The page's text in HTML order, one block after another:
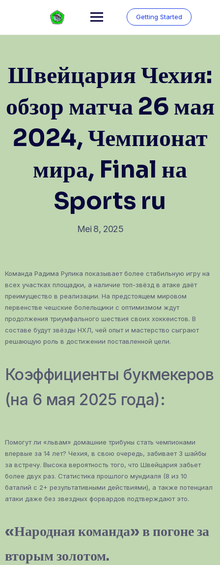
Getting Started
Швейцария Чехия:
обзор матча 26 мая
2024, Чемпионат
мира, Final на
Sports ru
Mei 8, 2025
Команда Радима Рулика показывает более стабильную игру на
всех участках площадки, а наличие топ-звёзд в атаке даёт
преимущество в реализации. На предстоящем мировом
первенстве чешские болельщики с оптимизмом ждут
продолжения триумфального шествия своих хоккеистов. В
составе будут звёзды НХЛ, чей опыт и мастерство сыграют
решающую роль в достижении поставленной цели.
Коэффициенты букмекеров
(на 6 мая 2025 года):
Помогут ли «львам» домашние трибуны стать чемпионами
впервые за 14 лет? Чехия, в свою очередь, забивает 3 шайбы
за встречу. Высока вероятность того, что Швейцария забьет
более двух раз. Статистика прошлого мундиаля (8 из 10
баталий с 2+ результативными действиями), а также потенциал
атаки даже без звездных форвардов подтверждают это.
«Народная команда» в погоне за
вторым золотом.